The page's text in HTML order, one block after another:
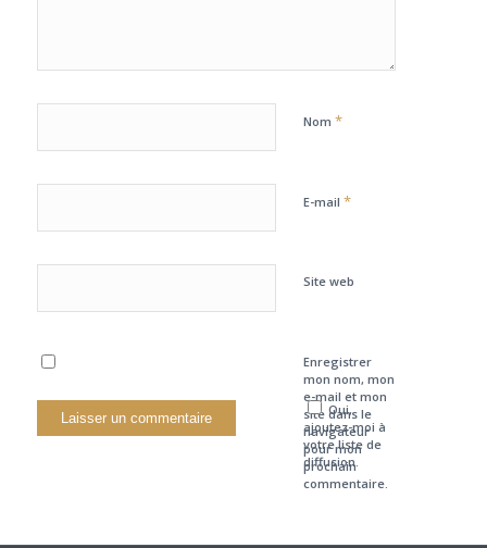
Nom *
E-mail *
Site web
Enregistrer
mon nom, mon
e-mail et mon
site dans le
navigateur
pour mon
prochain
commentaire.
Oui,
ajoutez-moi à
votre liste de
diffusion.